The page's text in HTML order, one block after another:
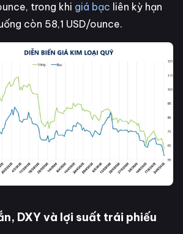
trong khi giá bạc liên kỳ hạn
còn 58,1 USD/ounce.
DXY và lợi suất trái phiếu